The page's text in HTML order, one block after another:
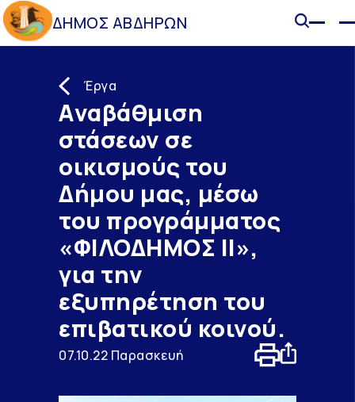
ΔΗΜΟΣ ΑΒΔΗΡΩΝ
Έργα
Aναβάθμιση
στάσεων σε
οικισμούς του
Δήμου μας, μέσω
του προγράμματος
«ΦΙΛΟΔΗΜΟΣ ΙI»,
για την
εξυπηρέτηση του
επιβατικού κοινού.
07.10.22 Παρασκευή